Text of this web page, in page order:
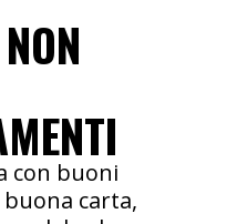
con buoni
carta,